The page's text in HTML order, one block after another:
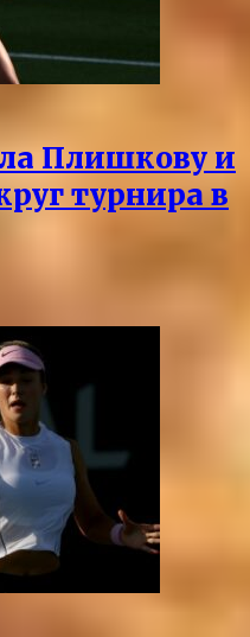
Плишкову и
турнира в